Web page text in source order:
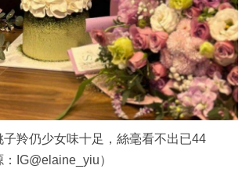
子羚仍少女味十足，絲毫看不出已44
IG@elaine_yiu）